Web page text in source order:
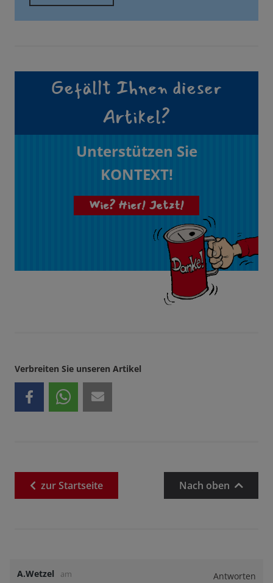
Gefällt Ihnen dieser
Artikel?
Unterstützen Sie
KONTEXT!
Wie? Hier! Jetzt!
Verbreiten Sie unseren Artikel
zurStartseite Nach oben
A.Wetzel am Antworten